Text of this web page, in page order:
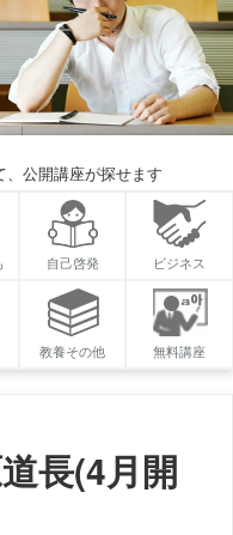
公開講座が探せます
自己啓発 ビジネス
教養その他 無料講座
長(4月開